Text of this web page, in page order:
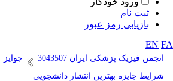
ثبت نام
بازیابی رمز عبور
EN
انجمن فیزیک پزشکی ایران 3043507
جوایز
شرایط جایزه بهترین انتشار دانشجویی